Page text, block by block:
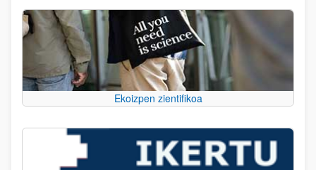
Ekoizpen zientifikoa